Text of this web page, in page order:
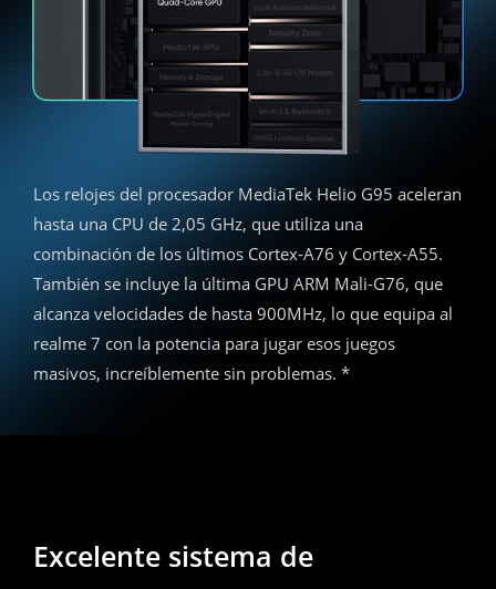
Los relojes del procesador MediaTek Helio G95 aceleran
hasta una CPU de 2,05 GHz, que utiliza una
combinación de los últimos Cortex-A76 y Cortex-A55.
También se incluye la última GPU ARM Mali-G76, que
alcanza velocidades de hasta 900MHz, lo que equipa al
realme 7 con la potencia para jugar esos juegos
masivos, increíblemente sin problemas. *
Excelente sistema de